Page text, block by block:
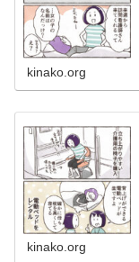
kinako.org
kinako.org